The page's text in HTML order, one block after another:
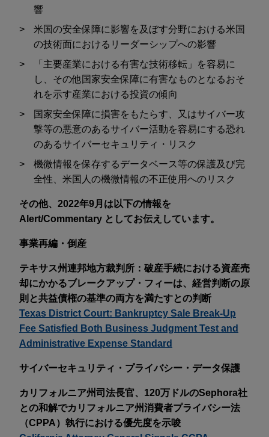
響
米国の安全保障に影響を及ぼす分野における米国
の技術面におけるリーダーシップへの影響
「主要産業における有害な技術移転」を容易に
し、その他国家安全保障に有害なものとなるおそ
れを示す産業における投資の傾向
国家安全保障に損害をもたらす、又はサイバー攻
撃等の悪意のあるサイバー活動を容易にする恐れ
のあるサイバーセキュリティ・リスク
機微情報を保存するデータベース等の保護及び完
全性、米国人の機微情報の不正使用へのリスク
その他、2022年9月は以下の情報を
Alert/Commentary としてお伝えしています。
事業再編・倒産
テキサス州連邦地方裁判所：破産手続における資産売
却にかかるブレークアップ・フィーは、経営判断の原
則と共益債権の基準の両方を満たすとの判断
Texas District Court: Bankruptcy Sale Break-Up
Fee Satisfied Both Business Judgment Test and
Administrative Expense Standard
サイバーセキュリティ・プライバシー・データ保護
カリフォルニア州司法長官、120万ドルのSephora社
との和解でカリフォルニア州消費者プライバシー法
（CPPA）執行における優先度を示唆